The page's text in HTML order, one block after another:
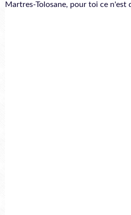
Martres-Tolosane, pour toi ce n'est